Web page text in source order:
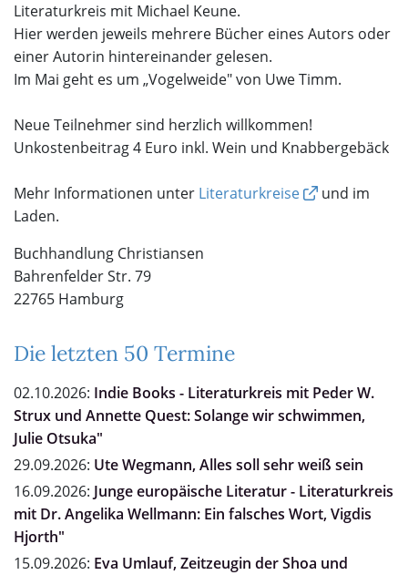
Literaturkreis mit Michael Keune.
Hier werden jeweils mehrere Bücher eines Autors oder
einer Autorin hintereinander gelesen.
Im Mai geht es um „Vogelweide" von Uwe Timm.
Neue Teilnehmer sind herzlich willkommen!
Unkostenbeitrag 4 Euro inkl. Wein und Knabbergebäck
Mehr Informationen unter Literaturkreise
und im
Laden.
Buchhandlung Christiansen
Bahrenfelder Str. 79
22765 Hamburg
Die letzten 50 Termine
02.10.2026: Indie Books - Literaturkreis mit Peder W.
Strux und Annette Quest: Solange wir schwimmen,
Julie Otsuka"
29.09.2026: Ute Wegmann, Alles soll sehr weiß sein
16.09.2026: Junge europäische Literatur - Literaturkreis
mit Dr. Angelika Wellmann: Ein falsches Wort, Vigdis
Hjorth"
15.09.2026: Eva Umlauf, Zeitzeugin der Shoa und